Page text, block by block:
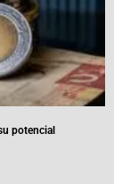
potencial